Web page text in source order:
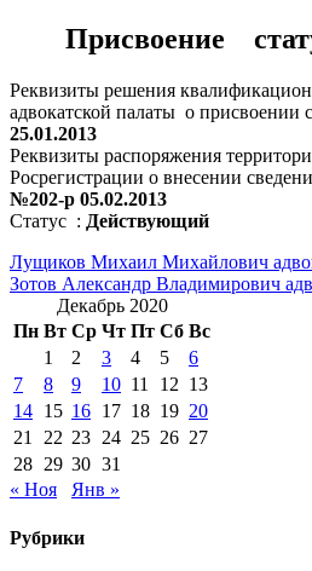
Присвоение
Реквизиты решения
адвокатской палаты о присвоении
25.01.2013
Реквизиты распоряжения
Росрегистрации о внесении
№202-р 05.02.2013
Статус : Действующий
Навигация
по
записям
Лущиков Михаил Михайлович
Зотов Александр Владимирович
Декабрь 2020
Пн Вт Ср Чт Пт Сб Вс
1
2 3 4 5
6
7
8 9 10 11 12 13
14 15 16 17 18 19 20
21
22 23 24 25 26 27
28 29 30 31
« Ноя
Янв »
Рубрики